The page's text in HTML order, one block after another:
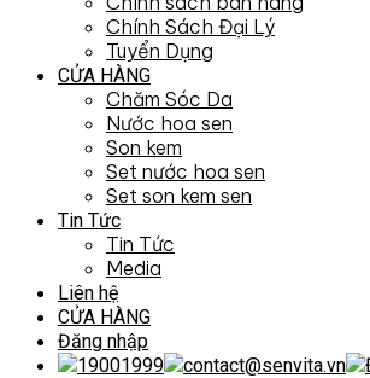
Chính Sách Đại Lý
Tuyển Dụng
CỬA HÀNG
Chăm Sóc Da
Nước hoa sen
Son kem
Set nước hoa sen
Set son kem sen
Tin Tức
Tin Tức
Media
Liên hệ
CỬA HÀNG
Đăng nhập
19001999
contact@senvita.vn